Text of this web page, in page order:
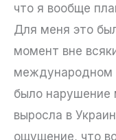
что я вообще
Для меня это
момент вне
международном
было нарушение
выросла в
ощущение, что